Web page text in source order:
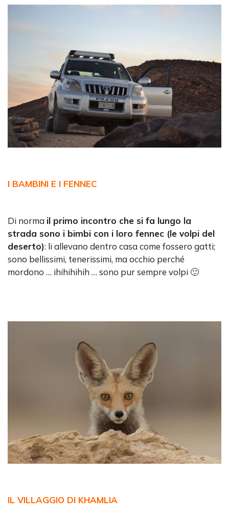
I BAMBINI E I FENNEC
Di norma il primo incontro che si fa lungo la
strada sono i bimbi con i loro fennec (le volpi del
deserto): li allevano dentro casa come fossero gatti;
sono bellissimi, tenerissimi, ma occhio perché
mordono … ihihihihih … sono pur sempre volpi 🙂
IL VILLAGGIO DI KHAMLIA